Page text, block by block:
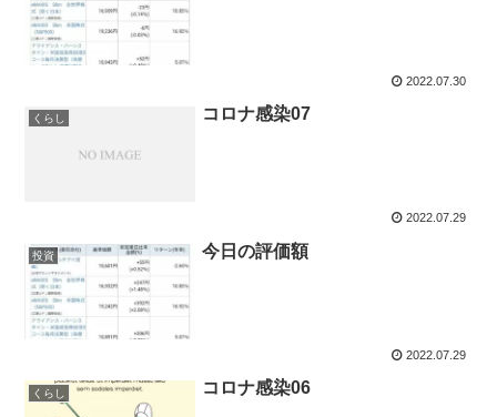
2022.07.30
くらし コロナ感染07
2022.07.29
投資 今日の評価額
2022.07.29
くらし コロナ感染06